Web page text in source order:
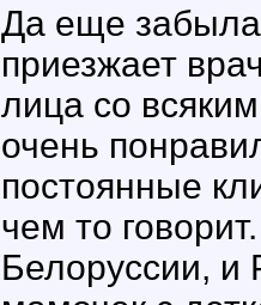
Да еще забыла
приезжает
лица со
очень
постоянные
чем то
Белоруссии, и